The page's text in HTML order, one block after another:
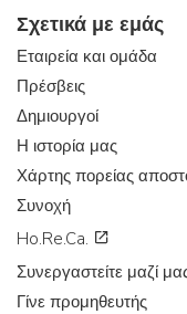
Σχετικά με εμάς
Εταιρεία και ομάδα
Πρέσβεις
Δημιουργοί
Η ιστορία μας
Χάρτης πορείας
Συνοχή
Ho.Re.Ca.
Συνεργαστείτε μαζί
Γίνε προμηθευτής